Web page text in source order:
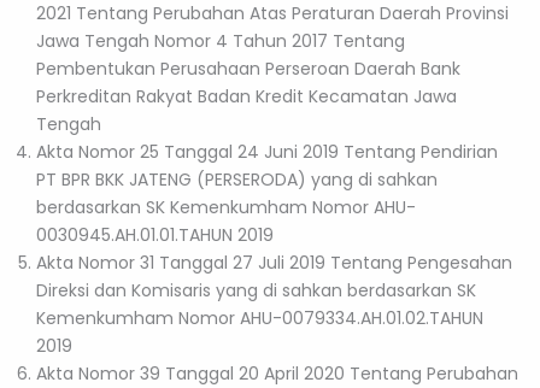
2021 Tentang Perubahan Atas Peraturan Daerah Provinsi
Jawa Tengah Nomor 4 Tahun 2017 Tentang
Pembentukan Perusahaan Perseroan Daerah Bank
Perkreditan Rakyat Badan Kredit Kecamatan Jawa
Tengah
Akta Nomor 25 Tanggal 24 Juni 2019 Tentang Pendirian
PT BPR BKK JATENG (PERSERODA) yang di sahkan
berdasarkan SK Kemenkumham Nomor AHU-
0030945.AH.01.01.TAHUN 2019
Akta Nomor 31 Tanggal 27 Juli 2019 Tentang Pengesahan
Direksi dan Komisaris yang di sahkan berdasarkan SK
Kemenkumham Nomor AHU-0079334.AH.01.02.TAHUN
2019
Akta Nomor 39 Tanggal 20 April 2020 Tentang Perubahan